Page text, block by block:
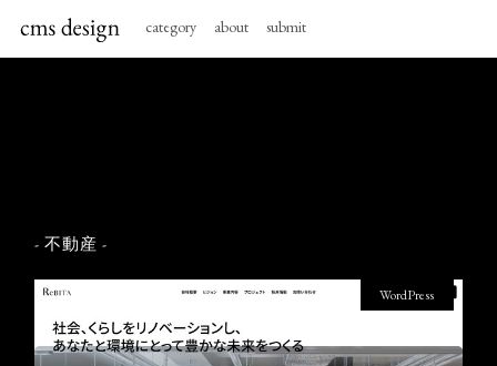
category about submit
- 不動産 -
WordPress